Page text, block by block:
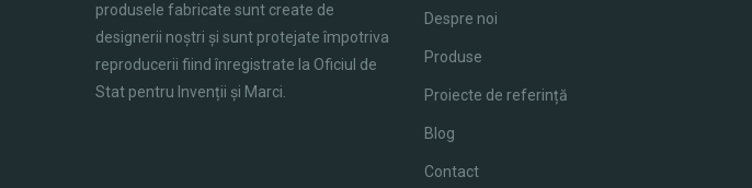
produsele fabricate sunt create de
designerii noștri și sunt protejate împotriva
reproducerii fiind înregistrate la Oficiul de
Stat pentru Invenții și Marci.
Despre noi
Produse
Proiecte de referință
Blog
Contact